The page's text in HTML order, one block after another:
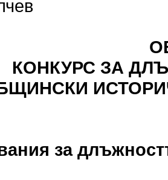
КОНКУРС ЗА
за